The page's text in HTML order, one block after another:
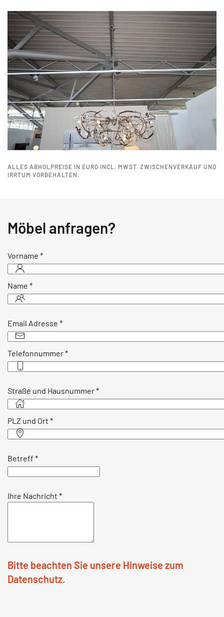
ALLES ABHOLPREISE IN EURO INCL. MWST. ZWISCHENVERKAUF UND
IRRTUM VORBEHALTEN.
Möbel anfragen?
Vorname *
Name *
Email Adresse *
Telefonnummer*
Straße und Hausnummer*
PLZ und Ort *
Betreff *
Ihre Nachricht *
Bitte beachten Sie unsere Hinweise zum
Datenschutz.